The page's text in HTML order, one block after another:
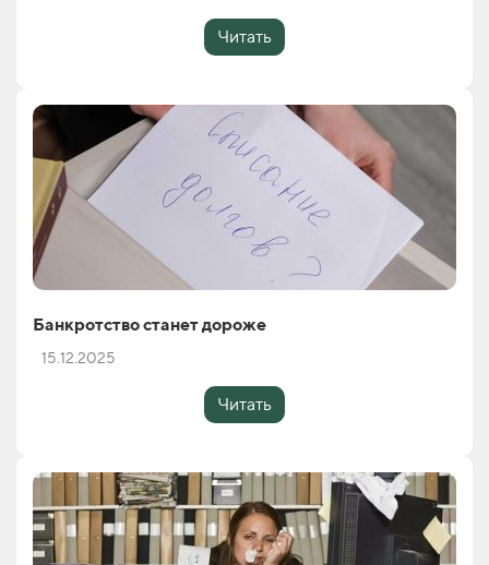
Читать
Банкротство станет дороже
15.12.2025
Читать